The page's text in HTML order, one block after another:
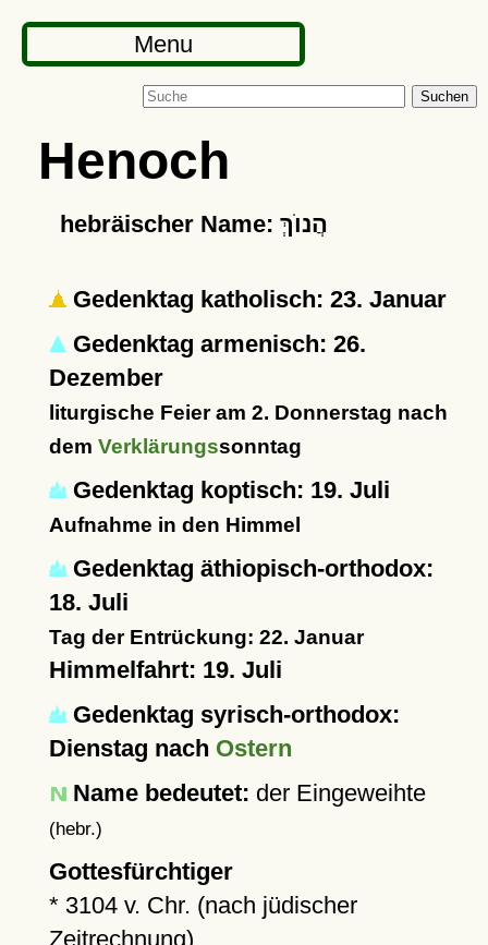
Menu
Suchen
Henoch
hebräischer Name: הֲנוֺךְְ
Gedenktag katholisch: 23. Januar
Gedenktag armenisch: 26.
Dezember
liturgische Feier am 2. Donnerstag nach
dem Verklärungssonntag
Gedenktag koptisch: 19. Juli
Aufnahme in den Himmel
Gedenktag äthiopisch-orthodox:
18. Juli
Tag der Entrückung: 22. Januar
Himmelfahrt: 19. Juli
Gedenktag syrisch-orthodox:
Dienstag nach Ostern
Name bedeutet: der Eingeweihte
(hebr.)
Gottesfürchtiger
* 3104 v. Chr. (nach jüdischer
Zeitrechnung)